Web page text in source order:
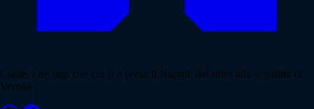
Conte, i tre step con cui si è preso il Napoli: dal ritiro alla sconfitta di
Verona